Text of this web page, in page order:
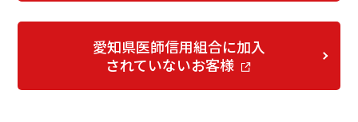
愛知県医師信用組合に加入
されていないお客様